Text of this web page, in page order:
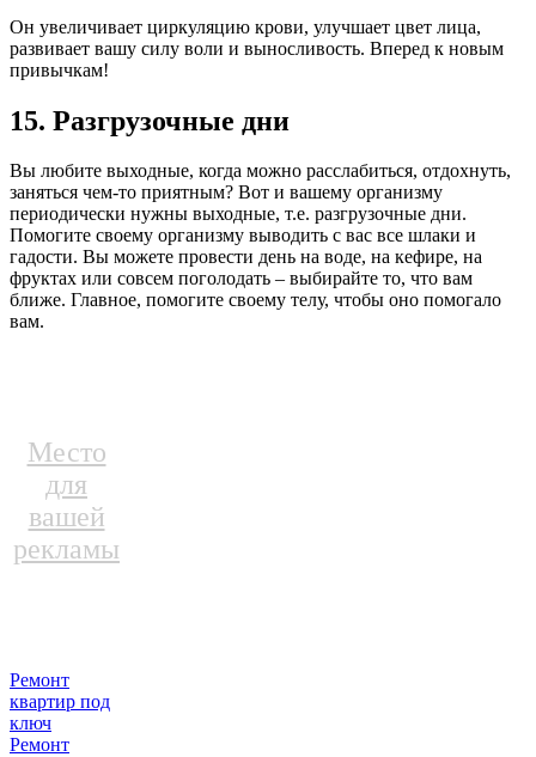
Он увеличивает циркуляцию крови, улучшает цвет лица,
развивает вашу силу воли и выносливость. Вперед к новым
привычкам!
15. Разгрузочные дни
Вы любите выходные, когда можно расслабиться, отдохнуть,
заняться чем-то приятным? Вот и вашему организму
периодически нужны выходные, т.е. разгрузочные дни.
Помогите своему организму выводить с вас все шлаки и
гадости. Вы можете провести день на воде, на кефире, на
фруктах или совсем поголодать – выбирайте то, что вам
ближе. Главное, помогите своему телу, чтобы оно помогало
вам.
Место
для
вашей
рекламы
Ремонт
квартир под
ключ
Ремонт